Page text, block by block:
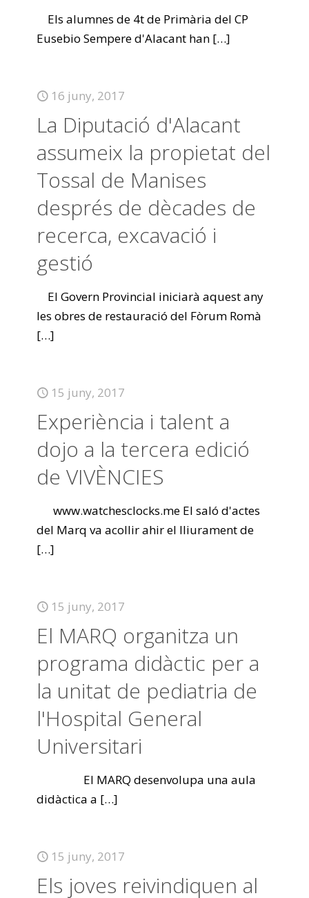
Els alumnes de 4t de Primària del CP
Eusebio Sempere d'Alacant han […]
16 juny, 2017
La Diputació d'Alacant
assumeix la propietat del
Tossal de Manises
després de dècades de
recerca, excavació i
gestió
El Govern Provincial iniciarà aquest any
les obres de restauració del Fòrum Romà
[…]
15 juny, 2017
Experiència i talent a
dojo a la tercera edició
de VIVÈNCIES
www.watchesclocks.me El saló d'actes
del Marq va acollir ahir el lliurament de
[…]
15 juny, 2017
El MARQ organitza un
programa didàctic per a
la unitat de pediatria de
l'Hospital General
Universitari
El MARQ desenvolupa una aula
didàctica a […]
15 juny, 2017
Els joves reivindiquen al